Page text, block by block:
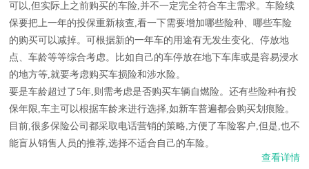
可以,但实际上之前购买的车险,并不一定完全符合车主需求。车险续
保要把上一年的投保重新核查,看一下需要增加哪些险种、哪些车险
的购买可以减掉。可根据新的一年车的用途有无发生变化、停放地
点、车龄等等综合考虑。比如自己的车停放在地下车库或是容易浸水
的地方等,就要考虑购买车损险和涉水险。
要是车龄超过了5年,则需考虑是否购买车辆自燃险。还有些险种有投
保年限,车主可以根据车龄来进行选择,如新车普遍都会购买划痕险。
目前,很多保险公司都采取电话营销的策略,方便了车险客户,但是,也不
能盲从销售人员的推荐,选择不适合自己的车险。
查看详情